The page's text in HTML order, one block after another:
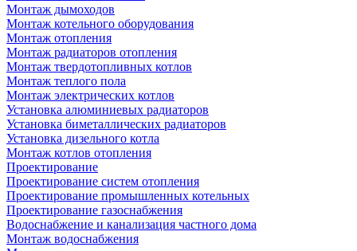
Монтаж дымоходов
Монтаж котельного оборудования
Монтаж отопления
Монтаж радиаторов отопления
Монтаж твердотопливных котлов
Монтаж теплого пола
Монтаж электрических котлов
Установка алюминиевых радиаторов
Установка биметаллических радиаторов
Установка дизельного котла
Монтаж котлов отопления
Проектирование
Проектирование систем отопления
Проектирование промышленных котельных
Проектирование газоснабжения
Водоснабжение и канализация частного дома
Монтаж водоснабжения